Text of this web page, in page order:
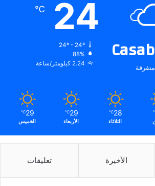
24
℃
24º - 24º
88%
2.24 كيلومتر/ساعة
28
℃
الثلاثاء
29
℃
الأربعاء
29
℃
الخميس
الأخيرة تعليقات